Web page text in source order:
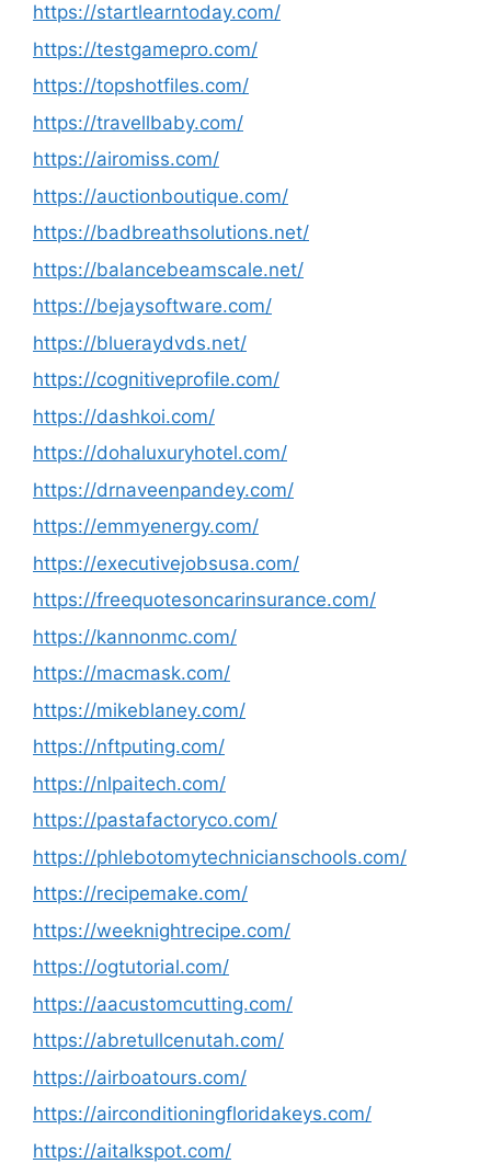
https://startlearntoday.com/
https://testgamepro.com/
https://topshotfiles.com/
https://travellbaby.com/
https://airomiss.com/
https://auctionboutique.com/
https://badbreathsolutions.net/
https://balancebeamscale.net/
https://bejaysoftware.com/
https://blueraydvds.net/
https://cognitiveprofile.com/
https://dashkoi.com/
https://dohaluxuryhotel.com/
https://drnaveenpandey.com/
https://emmyenergy.com/
https://executivejobsusa.com/
https://freequotesoncarinsurance.com/
https://kannonmc.com/
https://macmask.com/
https://mikeblaney.com/
https://nftputing.com/
https://nlpaitech.com/
https://pastafactoryco.com/
https://phlebotomytechnicianschools.com/
https://recipemake.com/
https://weeknightrecipe.com/
https://ogtutorial.com/
https://aacustomcutting.com/
https://abretullcenutah.com/
https://airboatours.com/
https://airconditioningfloridakeys.com/
https://aitalkspot.com/